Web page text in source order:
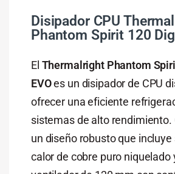
Disipador CPU
Phantom Spirit 120
El Thermalright Phantom
EVOes un disipador de CPU
ofrecer una eficiente
sistemas de alto rendimiento.
un diseño robusto que
calor de cobre puro niquelado